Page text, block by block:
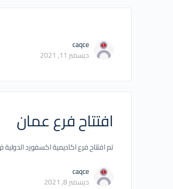
caqce
ديسمبر 11, 2021
افتتاح فرع عمان
تم افتتاح فرع اكاديمية اكسفورد
caqce
ديسمبر 8, 2021